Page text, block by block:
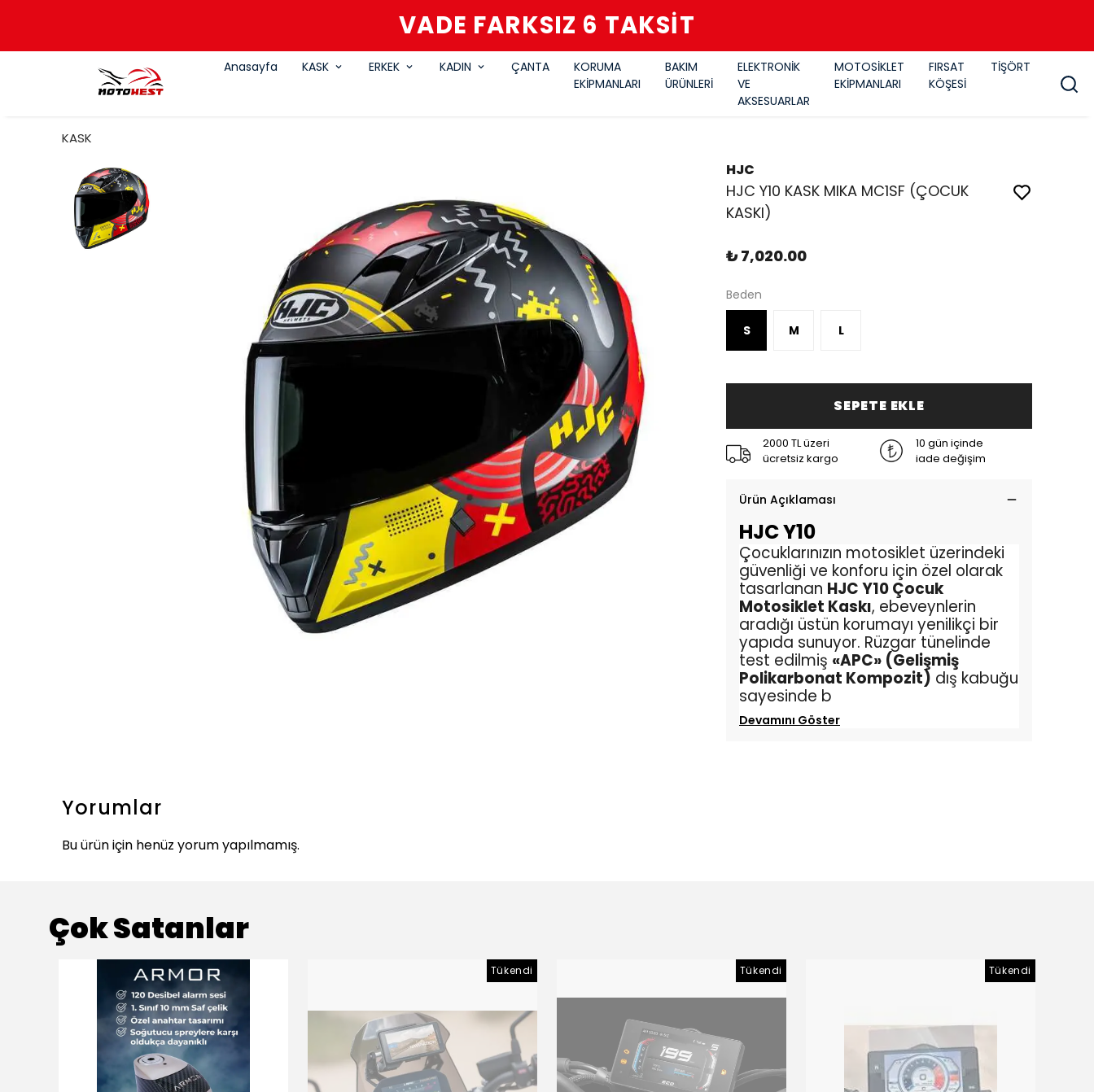
VADE FARKSIZ 6 TAKSİT
Anasayfa KASK ERKEK KADIN ÇANTA
KORUMA
EKİPMANLARI
BAKIM
ÜRÜNLERİ
ELEKTRONİK
VE
AKSESUARLAR
MOTOSİKLET
EKİPMANLARI
FIRSAT
KÖŞESİ
TİŞÖRT
KASK
HJC
HJC Y10 KASK MIKA MC1SF (ÇOCUK
KASKI)
₺ 7,020.00
Beden
S M L
SEPETE EKLE
2000 TL üzeri
ücretsiz kargo
10 gün içinde
iade değişim
Ürün Açıklaması
HJC Y10
Çocuklarınızın motosiklet üzerindeki
güvenliği ve konforu için özel olarak
tasarlanan HJC Y10 Çocuk
Motosiklet Kaskı, ebeveynlerin
aradığı üstün korumayı yenilikçi bir
yapıda sunuyor. Rüzgar tünelinde
test edilmiş «APC» (Gelişmiş
Polikarbonat Kompozit) dış kabuğu
sayesinde b
Devamını Göster
Yorumlar
Bu ürün için henüz yorum yapılmamış.
Çok Satanlar
Tükendi Tükendi Tükendi